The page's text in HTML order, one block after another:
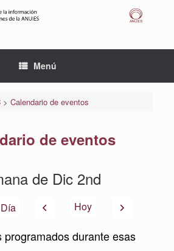
Menú
> Calendario de eventos
de eventos
de Dic 2nd
Día AnteriorHoy Siguiente
programados durante esas